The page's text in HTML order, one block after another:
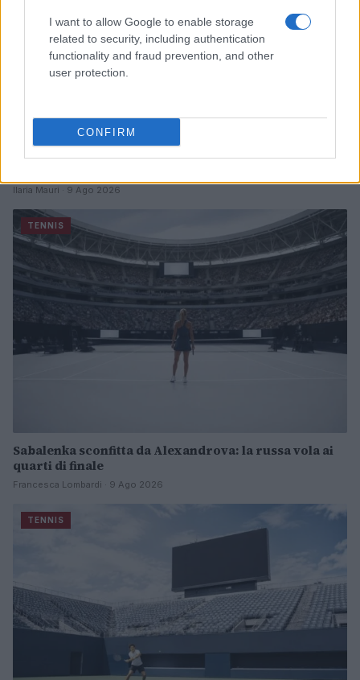
I want to allow Google to enable storage
related to security, including authentication
functionality and fraud prevention, and other
user protection.
CONFIRM
Curiosità e iniziative nel mondo del tennis: da Bublik a
Ilaria Mauri · 9 Ago 2026
TENNIS
Sabalenka sconfitta da Alexandrova: la russa vola ai
quarti di finale
Francesca Lombardi · 9 Ago 2026
TENNIS